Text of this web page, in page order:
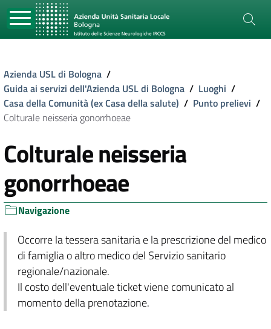
Azienda USL di Bologna /
Guida ai servizi dell'Azienda USL di Bologna / Luoghi /
Casa della Comunità (ex Casa della salute) / Punto prelievi /
Colturale neisseria gonorrhoeae
Colturale neisseria
gonorrhoeae
Navigazione
Occorre la tessera sanitaria e la prescrizione del medico
di famiglia o altro medico del Servizio sanitario
regionale/nazionale.
Il costo dell'eventuale ticket viene comunicato al
momento della prenotazione.